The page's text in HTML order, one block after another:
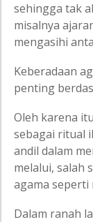
sehingga tak
misalnya
mengasihi
Keberadaan
penting
Oleh karena
sebagai ritual
andil dalam
melalui, salah
agama seperti
Dalam ranah